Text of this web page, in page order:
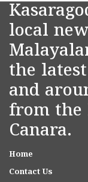
local
the
and
from the
Canara.
Home
Contact Us